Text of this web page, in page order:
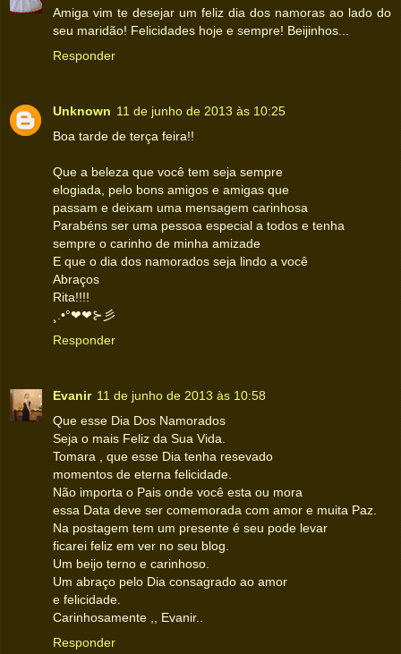
Amiga vim te desejar um feliz dia dos namoras ao lado do
seu maridão! Felicidades hoje e sempre! Beijinhos...
Responder
Unknown 11 de junho de 2013 às 10:25
Boa tarde de terça feira!!
Que a beleza que você tem seja sempre
elogiada, pelo bons amigos e amigas que
passam e deixam uma mensagem carinhosa
Parabéns ser uma pessoa especial a todos e tenha
sempre o carinho de minha amizade
E que o dia dos namorados seja lindo a você
Abraços
Rita!!!!
¸.•°❤❤⊱彡
Responder
Evanir 11 de junho de 2013 às 10:58
Que esse Dia Dos Namorados
Seja o mais Feliz da Sua Vida.
Tomara , que esse Dia tenha resevado
momentos de eterna felicidade.
Não importa o Pais onde você esta ou mora
essa Data deve ser comemorada com amor e muita Paz.
Na postagem tem um presente é seu pode levar
ficarei feliz em ver no seu blog.
Um beijo terno e carinhoso.
Um abraço pelo Dia consagrado ao amor
e felicidade.
Carinhosamente ,, Evanir..
Responder